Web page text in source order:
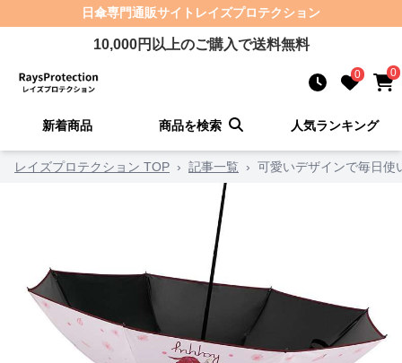
日傘専門通販サイト レイズプロテクション
10,000円以上のご購入で送料無料
0 0
新着商品 商品を検索 人気ランキング
レイズプロテクション TOP › 記事一覧 › 可愛いデザインで毎日使